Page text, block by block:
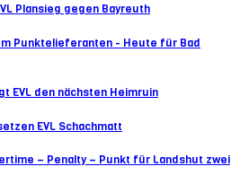
Plansieg gegen Bayreuth
Punktelieferanten - Heute für Bad
EVL den nächsten Heimruin
EVL Schachmatt
– Penalty – Punkt für Landshut zwei